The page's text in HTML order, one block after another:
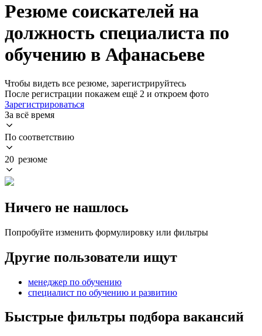
Резюме соискателей на
должность специалиста по
обучению в Афанасьеве
Чтобы видеть все резюме, зарегистрируйтесь
После регистрации покажем ещё 2 и откроем фото
Зарегистрироваться
За всё время
По соответствию
20 резюме
Ничего не нашлось
Попробуйте изменить формулировку или фильтры
Другие пользователи ищут
менеджер по обучению
специалист по обучению и развитию
Быстрые фильтры подбора вакансий